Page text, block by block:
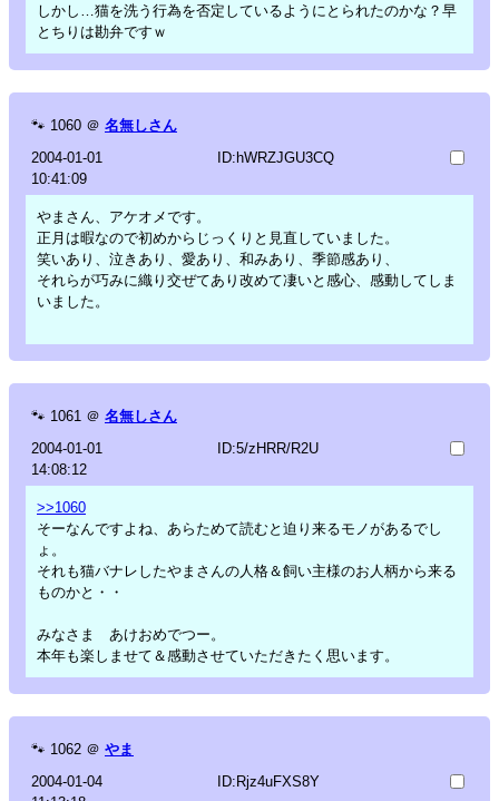
しかし…猫を洗う行為を否定しているようにとられたのかな？早
とちりは勘弁ですｗ
🐾 1060 ＠ 名無しさん
2004-01-01
10:41:09
ID:hWRZJGU3CQ
やまさん、アケオメです。
正月は暇なので初めからじっくりと見直していました。
笑いあり、泣きあり、愛あり、和みあり、季節感あり、
それらが巧みに織り交ぜてあり改めて凄いと感心、感動してしま
いました。
🐾 1061 ＠ 名無しさん
2004-01-01
14:08:12
ID:5/zHRR/R2U
>>1060
そーなんですよね、あらためて読むと迫り来るモノがあるでし
ょ。
それも猫バナレしたやまさんの人格＆飼い主様のお人柄から来る
ものかと・・
みなさま あけおめでつー。
本年も楽しませて＆感動させていただきたく思います。
🐾 1062 ＠ やま
2004-01-04
ID:Rjz4uFXS8Y